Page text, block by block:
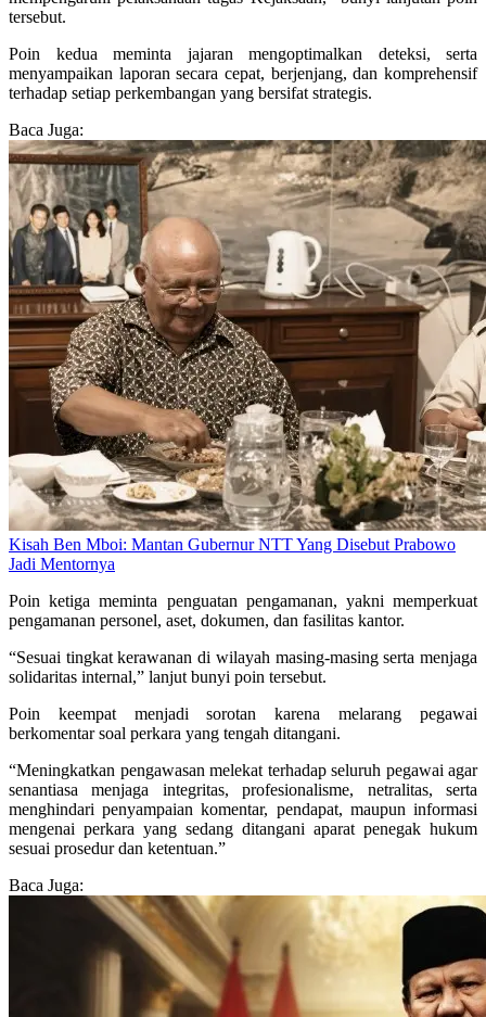
tersebut.
Poin kedua meminta jajaran mengoptimalkan deteksi, serta
menyampaikan laporan secara cepat, berjenjang, dan komprehensif
terhadap setiap perkembangan yang bersifat strategis.
Baca Juga:
Kisah Ben Mboi: Mantan Gubernur NTT Yang Disebut Prabowo
Jadi Mentornya
Poin ketiga meminta penguatan pengamanan, yakni memperkuat
pengamanan personel, aset, dokumen, dan fasilitas kantor.
“Sesuai tingkat kerawanan di wilayah masing-masing serta menjaga
solidaritas internal,” lanjut bunyi poin tersebut.
Poin keempat menjadi sorotan karena melarang pegawai
berkomentar soal perkara yang tengah ditangani.
“Meningkatkan pengawasan melekat terhadap seluruh pegawai agar
senantiasa menjaga integritas, profesionalisme, netralitas, serta
menghindari penyampaian komentar, pendapat, maupun informasi
mengenai perkara yang sedang ditangani aparat penegak hukum
sesuai prosedur dan ketentuan.”
Baca Juga: